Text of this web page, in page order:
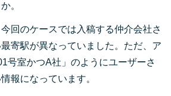
。
回のケースでは入稿する仲介会社さ
寄駅が異なっていました。ただ、ア
号室かつA社」のようにユーザーさ
報になっています。